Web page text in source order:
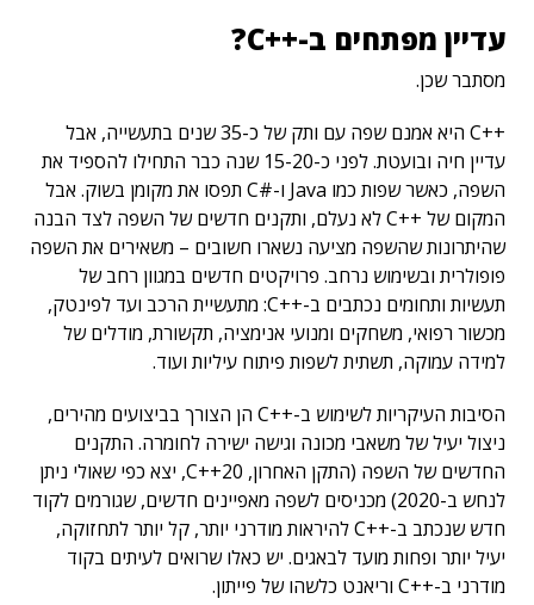
עדיין מפתחים ב-++C
?
מסתבר שכן.
++C היא אמנם שפה עם ותק של כ-35 שנים בתעשייה, אבל
עדיין חיה ובועטת. לפני כ-15-20 שנה כבר התחילו להספיד את
השפה, כאשר שפות כמו Java ו-#C תפסו את מקומן בשוק. אבל
המקום של ++C לא נעלם, ותקנים חדשים של השפה לצד הבנה
שהיתרונות שהשפה מציעה נשארו חשובים – משאירים את השפה
פופולרית ובשימוש נרחב. פרויקטים חדשים במגוון רחב של
תעשיות ותחומים נכתבים ב-++C: מתעשיית הרכב ועד לפינטק,
מכשור רפואי, משחקים ומנועי אנימציה, תקשורת, מודלים של
למידה עמוקה, תשתית לשפות פיתוח עיליות ועוד.
הסיבות העיקריות לשימוש ב-++C הן הצורך בביצועים מהירים,
ניצול יעיל של משאבי מכונה וגישה ישירה לחומרה. התקנים
החדשים של השפה (התקן האחרון, C++20, יצא כפי שאולי ניתן
לנחש ב-2020) מכניסים לשפה מאפיינים חדשים, שגורמים לקוד
חדש שנכתב ב-++C להיראות מודרני יותר, קל יותר לתחזוקה,
יעיל יותר ופחות מועד לבאגים. יש כאלו שרואים לעיתים בקוד
מודרני ב-++C וריאנט כלשהו של פייתון.